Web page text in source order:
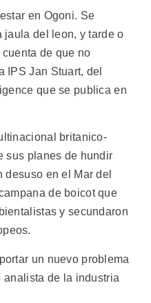
en Ogoni. Se
jaula del leon, y tarde o
de que no
IPS Jan Stuart, del
que se publica en
britanico-
sus planes de hundir
desuso en el Mar del
de boicot que
y secundaron
un nuevo problema
de la industria